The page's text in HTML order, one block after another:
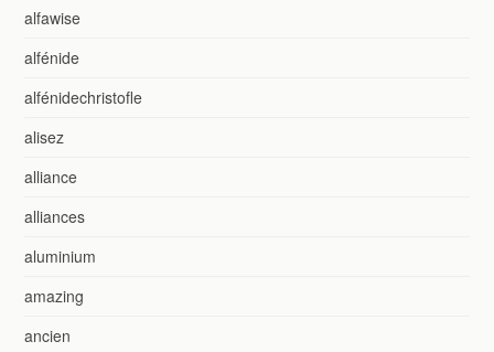
alfawise
alfénide
alfénidechristofle
alisez
alliance
alliances
aluminium
amazing
ancien